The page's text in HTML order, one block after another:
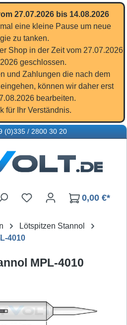
27.07.2026 bis 14.08.2026
eine kleine Pause um neue
zu tanken.
Shop in der Zeit vom 27.07.2026
geschlossen.
und Zahlungen die nach dem
können wir daher erst
bearbeiten.
für Ihr Verständnis.
(0)335 / 2800 30 20
Du hast 0 Produkte auf
0,00 €*
Lötspitzen Stannol
4010
MPL-4010